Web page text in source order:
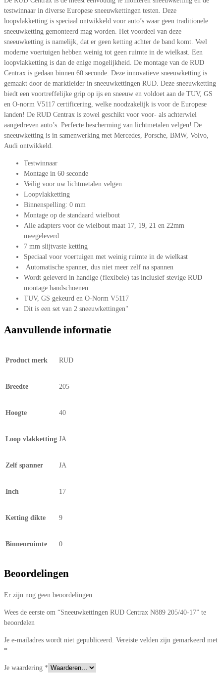
testwinnaar in diverse Europese sneeuwkettingen testen. Deze
loopvlakketting is speciaal ontwikkeld voor auto’s waar geen traditionele
sneeuwketting gemonteerd mag worden. Het voordeel van deze
sneeuwketting is namelijk, dat er geen ketting achter de band komt. Veel
moderne voertuigen hebben weinig tot geen ruimte in de wielkast. Een
loopvlakketting is dan de enige mogelijkheid. De montage van de RUD
Centrax is gedaan binnen 60 seconde. Deze innovatieve sneeuwketting is
gemaakt door de marktleider in sneeuwkettingen RUD. Deze sneeuwketting
biedt een voortreffelijke grip op ijs en sneeuw en voldoet aan de TUV, GS
en O-norm V5117 certificering, welke noodzakelijk is voor de Europese
landen! De RUD Centrax is zowel geschikt voor voor- als achterwiel
aangedreven auto’s. Perfecte bescherming van lichtmetalen velgen! De
sneeuwketting is in samenwerking met Mercedes, Porsche, BMW, Volvo,
Audi ontwikkeld.
Testwinnaar
Montage in 60 seconde
Veilig voor uw lichtmetalen velgen
Loopvlakketting
Binnenspelling: 0 mm
Montage op de standaard wielbout
Alle adapters voor de wielbout maat 17, 19, 21 en 22mm
meegeleverd
7 mm slijtvaste ketting
Speciaal voor voertuigen met weinig ruimte in de wielkast
Automatische spanner, dus niet meer zelf na spannen
Wordt geleverd in handige (flexibele) tas inclusief stevige RUD
montage handschoenen
TUV, GS gekeurd en O-Norm V5117
Dit is een set van 2 sneeuwkettingen"
Aanvullende informatie
Product merk RUD
Breedte 205
Hoogte 40
Loop vlakketting JA
Zelf spanner JA
Inch 17
Ketting dikte 9
Binnenruimte 0
Beoordelingen
Er zijn nog geen beoordelingen.
Wees de eerste om “Sneeuwkettingen RUD Centrax N889 205/40-17” te
beoordelen
Je e-mailadres wordt niet gepubliceerd. Vereiste velden zijn gemarkeerd met
*
Je waardering *